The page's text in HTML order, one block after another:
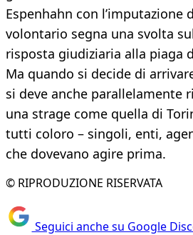
Espenhahn con l’imputazione
volontario segna una svolta
risposta giudiziaria alla piaga
Ma quando si decide di
si deve anche parallelamente
una strage come quella di
tutti coloro – singoli, enti,
che dovevano agire prima.
© RIPRODUZIONE RISERVATA
Seguici anche su Google